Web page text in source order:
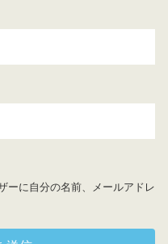
ーに自分の名前、メールアドレ